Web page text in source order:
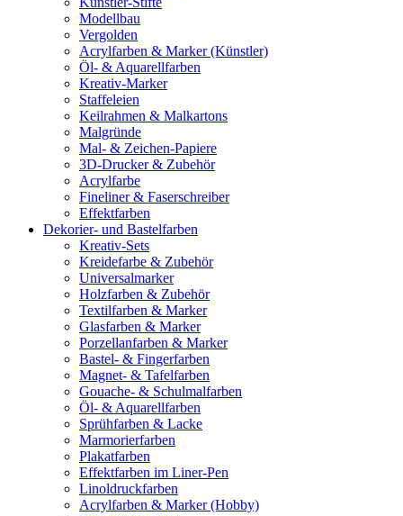
Modellbau
Vergolden
Acrylfarben & Marker (Künstler)
Öl- & Aquarellfarben
Kreativ-Marker
Staffeleien
Keilrahmen & Malkartons
Malgründe
Mal- & Zeichen-Papiere
3D-Drucker & Zubehör
Acrylfarbe
Fineliner & Faserschreiber
Effektfarben
Dekorier- und Bastelfarben
Kreativ-Sets
Kreidefarbe & Zubehör
Universalmarker
Holzfarben & Zubehör
Textilfarben & Marker
Glasfarben & Marker
Porzellanfarben & Marker
Bastel- & Fingerfarben
Magnet- & Tafelfarben
Gouache- & Schulmalfarben
Öl- & Aquarellfarben
Sprühfarben & Lacke
Marmorierfarben
Plakatfarben
Effektfarben im Liner-Pen
Linoldruckfarben
Acrylfarben & Marker (Hobby)